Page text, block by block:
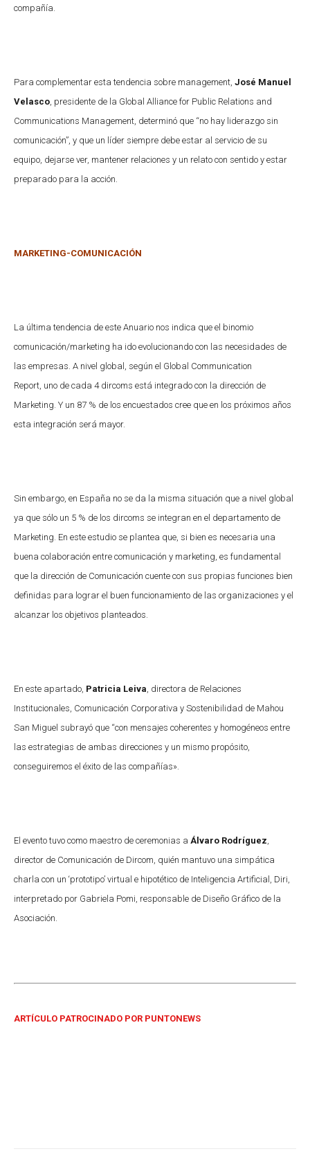
compañía.
Para complementar esta tendencia sobre management, José Manuel
Velasco , presidente de la Global Alliance for Public Relations and
Communications Management, determinó que “no hay liderazgo sin
comunicación”, y que un líder siempre debe estar al servicio de su
equipo, dejarse ver, mantener relaciones y un relato con sentido y estar
preparado para la acción.
MARKETING-COMUNICACIÓN
La última tendencia de este Anuario nos indica que el binomio
comunicación/marketing ha ido evolucionando con las necesidades de
las empresas. A nivel global, según el Global Communication
Report, uno de cada 4 dircoms está integrado con la dirección de
Marketing. Y un 87 % de los encuestados cree que en los próximos años
esta integración será mayor.
Sin embargo, en España no se da la misma situación que a nivel global
ya que sólo un 5 % de los dircoms se integran en el departamento de
Marketing. En este estudio se plantea que, si bien es necesaria una
buena colaboración entre comunicación y marketing, es fundamental
que la dirección de Comunicación cuente con sus propias funciones bien
definidas para lograr el buen funcionamiento de las organizaciones y el
alcanzar los objetivos planteados.
En este apartado, Patricia Leiva , directora de Relaciones
Institucionales, Comunicación Corporativa y Sostenibilidad de Mahou
San Miguel subrayó que “con mensajes coherentes y homogéneos entre
las estrategias de ambas direcciones y un mismo propósito,
conseguiremos el éxito de las compañías».
El evento tuvo como maestro de ceremonias a Álvaro Rodríguez
director de Comunicación de Dircom, quién mantuvo una simpática
charla con un ‘prototipo’ virtual e hipotético de Inteligencia Artificial, Diri,
interpretado por Gabriela Pomi, responsable de Diseño Gráfico de la
Asociación.
ARTÍCULO PATROCINADO POR PUNTONEWS